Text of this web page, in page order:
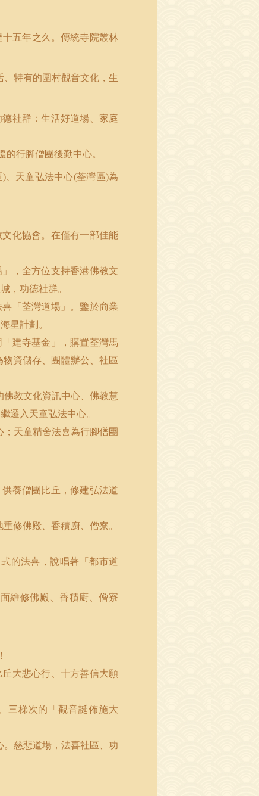
十五年之久。傳統寺院叢林
特有的圍村觀音文化，生
社群：生活好道場、家庭
行腳僧團後勤中心。
)、天童弘法中心(荃灣區)為
化協會。在僅有一部佳能
，全方位支持香港佛教文
，功德社群。
「荃灣道場」。鑒於商業
星計劃。
建寺基金」，購置荃灣馬
資儲存、團體辦公、社區
教文化資訊中心、佛教慧
遷入天童弘法中心。
；天童精舍法喜為行腳僧團
養僧團比丘，修建弘法道
修佛殿、香積廚、僧寮。
的法喜，說唱著「都市道
維修佛殿、香積廚、僧寮
大悲心行、十方善信大願
三梯次的「觀音誕佈施大
。慈悲道場，法喜社區、功